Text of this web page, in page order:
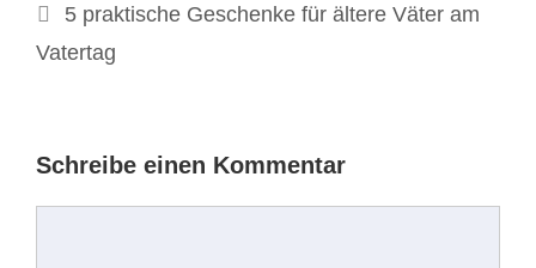
5 praktische Geschenke für ältere Väter am
Vatertag
Schreibe einen Kommentar